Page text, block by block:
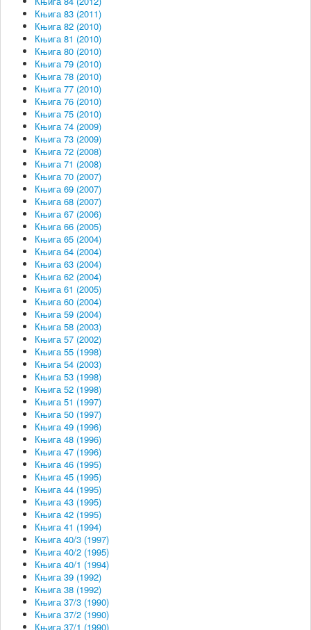
Књига 83 (2011)
Књига 82 (2010)
Књига 81 (2010)
Књига 80 (2010)
Књига 79 (2010)
Књига 78 (2010)
Књига 77 (2010)
Књига 76 (2010)
Књига 75 (2010)
Књига 74 (2009)
Књига 73 (2009)
Књига 72 (2008)
Књига 71 (2008)
Књига 70 (2007)
Књига 69 (2007)
Књига 68 (2007)
Књига 67 (2006)
Књига 66 (2005)
Књига 65 (2004)
Књига 64 (2004)
Књига 63 (2004)
Књига 62 (2004)
Књига 61 (2005)
Књига 60 (2004)
Књига 59 (2004)
Књига 58 (2003)
Књига 57 (2002)
Књига 55 (1998)
Књига 54 (2003)
Књига 53 (1998)
Књига 52 (1998)
Књига 51 (1997)
Књига 50 (1997)
Књига 49 (1996)
Књига 48 (1996)
Књига 47 (1996)
Књига 46 (1995)
Књига 45 (1995)
Књига 44 (1995)
Књига 43 (1995)
Књига 42 (1995)
Књига 41 (1994)
Књига 40/3 (1997)
Књига 40/2 (1995)
Књига 40/1 (1994)
Књига 39 (1992)
Књига 38 (1992)
Књига 37/3 (1990)
Књига 37/2 (1990)
Књига 37/1 (1990)